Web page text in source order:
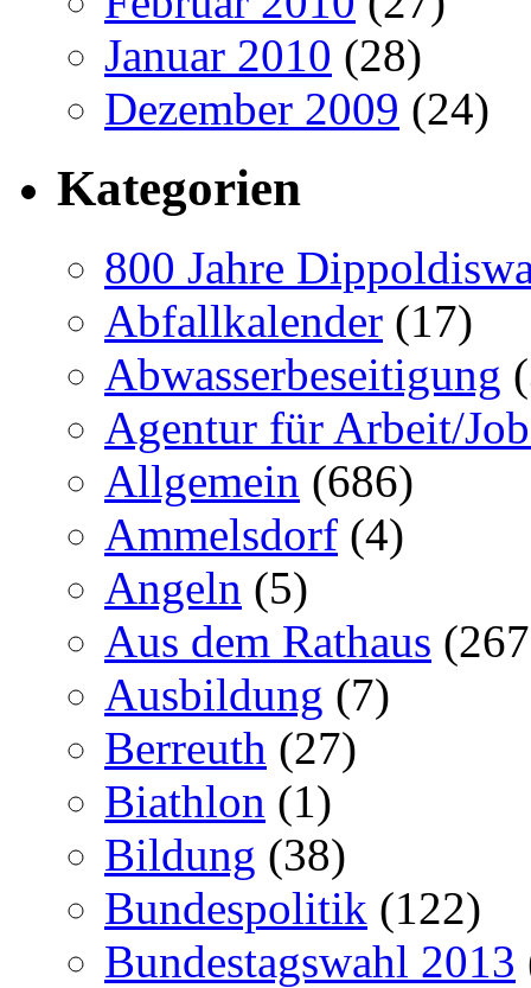
Januar 2010 (28)
Dezember 2009 (24)
Kategorien
800 Jahre
Abfallkalender (17)
Abwasserbeseitigung
Agentur für Arbeit/
Allgemein (686)
Ammelsdorf (4)
Angeln (5)
Aus dem Rathaus
Ausbildung (7)
Berreuth (27)
Biathlon (1)
Bildung (38)
Bundespolitik (122)
Bundestagswahl 2013